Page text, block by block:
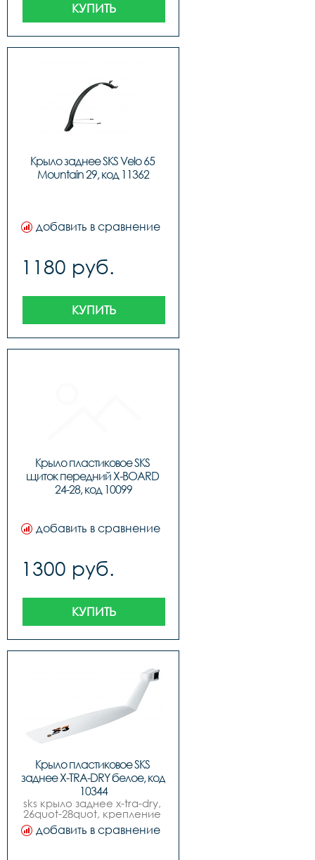
КУПИТЬ
Крыло заднее SKS Velo 65
Mountain 29, код 11362
добавить в сравнение
1180 руб.
КУПИТЬ
Крыло пластиковое SKS
щиток передний X-BOARD
24-28, код 10099
добавить в сравнение
1300 руб.
КУПИТЬ
Крыло пластиковое SKS
заднее X-TRA-DRY белое, код
10344
sks крыло заднее x-tra-dry,
26quot-28quot, крепление
быстросьёмное, белое.
для лучшей защиты от грязи
добавить в сравнение